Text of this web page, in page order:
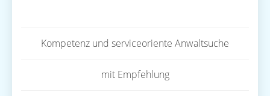
Kompetenz und serviceoriente Anwaltsuche
mit Empfehlung